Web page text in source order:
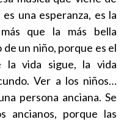
una esperanza, es la
que la más bella
un niño, porque es el
la vida sigue, la vida
Ver a los niños…
persona anciana. Se
ancianos, porque las